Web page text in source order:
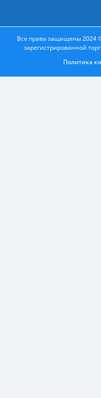
Все права защищены 2024
зарегистрированной
Политика